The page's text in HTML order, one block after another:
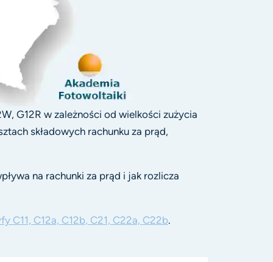
G12R w zależności od wielkości zużycia
składowych rachunku za prąd,
na rachunki za prąd i jak rozlicza
C11, C12a, C12b, C21, C22a, C22b.